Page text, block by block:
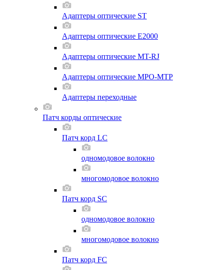
Адаптеры оптические ST
Адаптеры оптические E2000
Адаптеры оптические MT-RJ
Адаптеры оптические MPO-MTP
Адаптеры переходные
Патч корды оптические
Патч корд LC
одномодовое волокно
многомодовое волокно
Патч корд SC
одномодовое волокно
многомодовое волокно
Патч корд FC